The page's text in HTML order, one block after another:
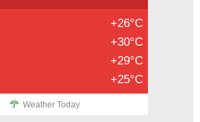
+26°C
+30°C
+29°C
+25°C
Weather Today